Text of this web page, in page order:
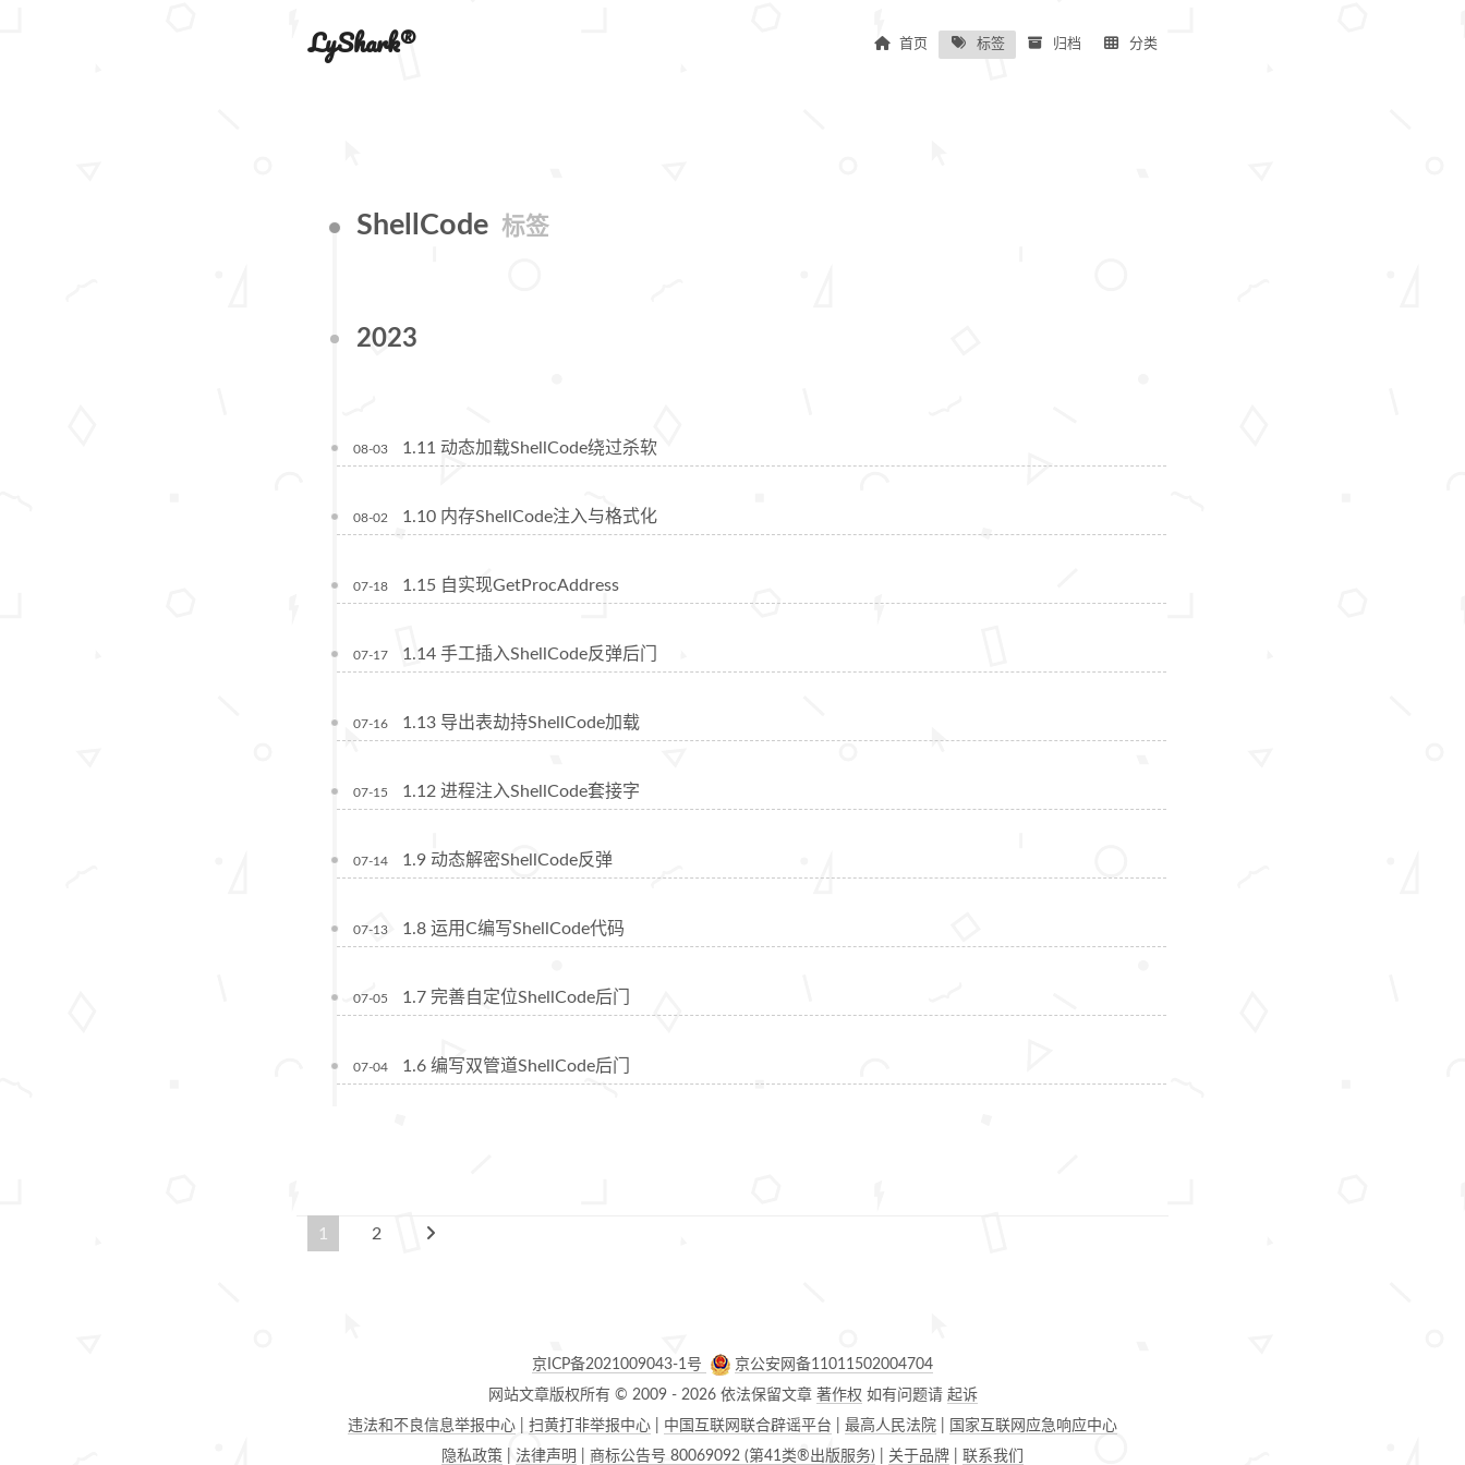
LyShark® 首页 标签 归档 分类
ShellCode 标签
2023
08-03 1.11 动态加载ShellCode绕过杀软
08-02 1.10 内存ShellCode注入与格式化
07-18 1.15 自实现GetProcAddress
07-17 1.14 手工插入ShellCode反弹后门
07-16 1.13 导出表劫持ShellCode加载
07-15 1.12 进程注入ShellCode套接字
07-14 1.9 动态解密ShellCode反弹
07-13 1.8 运用C编写ShellCode代码
07-05 1.7 完善自定位ShellCode后门
07-04 1.6 编写双管道ShellCode后门
1 2
京ICP备2021009043-1号
京公安网备11011502004704
网站文章版权所有 © 2009 - 2026 依法保留文章 著作权 如有问题请 起诉
违法和不良信息举报中心
扫黄打非举报中心 中国互联网联合辟谣平台 最高人民法院
国家互联网应急响应中心
隐私政策
法律声明 商标公告号 80069092 (第41类®出版服务) 关于品牌 联系我们